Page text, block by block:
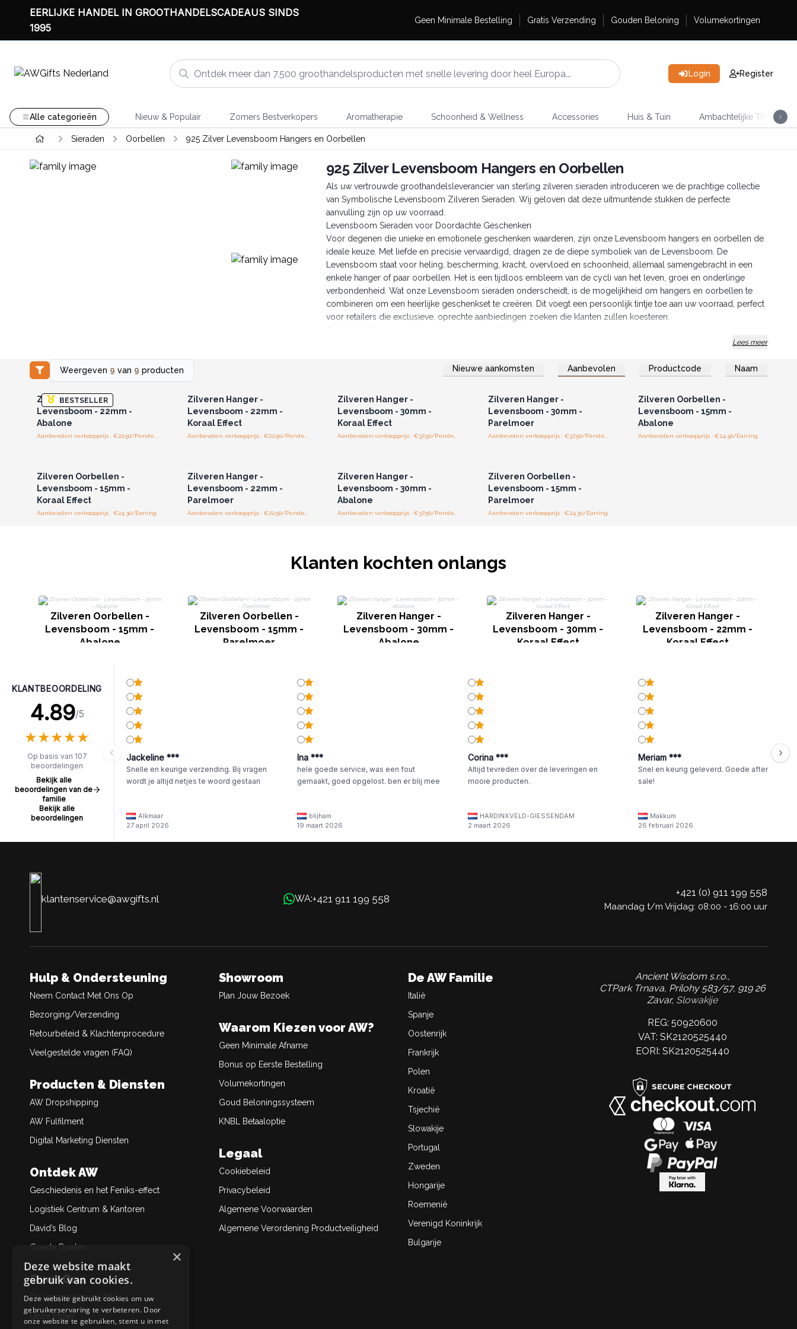
EERLIJKE HANDEL IN GROOTHANDELSCADEAUS SINDS
1995
Geen Minimale Bestelling Gratis Verzending Gouden Beloning Volumekortingen
Login Register
Alle categorieën Nieuw & Populair Zomers Bestverkopers Aromatherapie Schoonheid & Wellness Accessories Huis & Tuin Ambachtelijke Thee
Sieraden Oorbellen 925 Zilver Levensboom Hangers en Oorbellen
925 Zilver Levensboom Hangers en Oorbellen
Als uw vertrouwde groothandelsleverancier van sterling zilveren sieraden introduceren we de prachtige collectie
van Symbolische Levensboom Zilveren Sieraden. Wij geloven dat deze uitmuntende stukken de perfecte
aanvulling zijn op uw voorraad.
Levensboom Sieraden voor Doordachte Geschenken
Voor degenen die unieke en emotionele geschenken waarderen, zijn onze Levensboom hangers en oorbellen de
ideale keuze. Met liefde en precisie vervaardigd, dragen ze de diepe symboliek van de Levensboom. De
Levensboom staat voor heling, bescherming, kracht, overvloed en schoonheid, allemaal samengebracht in een
enkele hanger of paar oorbellen. Het is een tijdloos embleem van de cycli van het leven, groei en onderlinge
verbondenheid. Wat onze Levensboom sieraden onderscheidt, is de mogelijkheid om hangers en oorbellen te
combineren om een heerlijke geschenkset te creëren. Dit voegt een persoonlijk tintje toe aan uw voorraad, perfect
voor retailers die exclusieve, oprechte aanbiedingen zoeken die klanten zullen koesteren.
Onthul de Magie van de Levensboom in Uw Winkel
Onze sieraden zijn zowel uniek als onderscheidend van stukken die u op de hoofdstraat vindt, waardoor uw
waardevolle toevoeging zullen zijn aan uw assortiment, met een mix van elegantie en betekenisvolle symboliek.
Lees meer
Weergeven 9 van 9 producten Nieuwe aankomsten Aanbevolen Productcode Naam
BESTSELLER
Log in of registreer u voor
groothandelsprijzen.
Zilveren Hanger -
Levensboom - 22mm -
Abalone
Zilveren Hanger -
Levensboom - 22mm -
Koraal Effect
Zilveren Hanger -
Levensboom - 30mm -
Koraal Effect
Log in of registreer u voor
groothandelsprijzen.
Zilveren Hanger -
Levensboom - 30mm -
Parelmoer
Log in of registreer u voor
groothandelsprijzen.
Zilveren Oorbellen -
Levensboom - 15mm -
Abalone
Aanbevolen verkoopprijs : €24.30/Earring
Zilveren Oorbellen -
Levensboom - 15mm -
Koraal Effect
Aanbevolen verkoopprijs : €24.30/Earring
Zilveren Hanger -
Levensboom - 22mm -
Parelmoer
Zilveren Hanger -
Levensboom - 30mm -
Abalone
Zilveren Oorbellen -
Levensboom - 15mm -
Parelmoer
Aanbevolen verkoopprijs : €24.30/Earring
Klanten kochten onlangs
Zilveren Oorbellen -
Levensboom - 15mm -
Abalone
Zilveren Oorbellen -
Levensboom - 15mm -
Parelmoer
Zilveren Hanger -
Levensboom - 30mm -
Abalone
Zilveren Hanger -
Levensboom - 30mm -
Koraal Effect
Zilveren Hanger -
Levensboom - 22mm -
Koraal Effect
KLANTBEOORDELING
4.89/5
★★★★★
★★★★★
Op basis van 107
beoordelingen
Bekijk alle
beoordelingen van de
familie
Bekijk alle
beoordelingen
Jackeline ***
Snelle en keurige verzending. Bij vragen
wordt je altijd netjes te woord gestaan
Alkmaar
27 april 2026
Ina ***
hele goede service, was een fout
gemaakt, goed opgelost. ben er blij mee
blijham
19 maart 2026
Corina ***
Altijd tevreden over de leveringen en
mooie producten.
HARDINXVELD-GIESSENDAM
2 maart 2026
Meriam ***
Snel en keurig geleverd. Goede after
sale!
Makkum
26 februari 2026
klantenservice@awgifts.nl WA:+421 911 199 558
+421 (0) 911 199 558
Maandag t/m Vrijdag: 08:00 - 16:00 uur
Hulp & Ondersteuning
Neem Contact Met Ons Op
Bezorging/Verzending
Retourbeleid & Klachtenprocedure
Veelgestelde vragen (FAQ)
Producten & Diensten
AW Dropshipping
AW Fulfilment
Digital Marketing Diensten
Ontdek AW
Geschiedenis en het Feniks-effect
Logistiek Centrum & Kantoren
David’s Blog
Goede Doelen
Over Ons
De oorsprong van AW
Showroom
Plan Jouw Bezoek
Waarom Kiezen voor AW?
Geen Minimale Afname
Bonus op Eerste Bestelling
Volumekortingen
Goud Beloningssysteem
KNBL Betaaloptie
Legaal
Cookiebeleid
Privacybeleid
Algemene Voorwaarden
Algemene Verordening Productveiligheid
De AW Familie
Italië
Spanje
Oostenrijk
Frankrijk
Polen
Kroatië
Tsjechië
Slowakije
Portugal
Zweden
Hongarije
Roemenië
Verenigd Koninkrijk
Bulgarije
Ancient Wisdom s.r.o.,
CTPark Trnava, Prílohy 583/57, 919 26
Zavar, Slowakije
REG: 50920600
VAT: SK2120525440
EORI: SK2120525440
×
Deze website maakt
gebruik van cookies.
Deze website gebruikt cookies om uw
gebruikerservaring te verbeteren. Door
onze website te gebruiken, stemt u in met